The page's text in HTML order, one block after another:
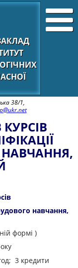
38/1,
НАВЧАННЯ,
навчання,
формі )
3 кредити